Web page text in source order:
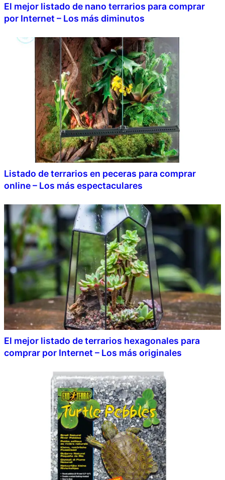
El mejor listado de nano terrarios para comprar
por Internet – Los más diminutos
Listado de terrarios en peceras para comprar
online – Los más espectaculares
El mejor listado de terrarios hexagonales para
comprar por Internet – Los más originales